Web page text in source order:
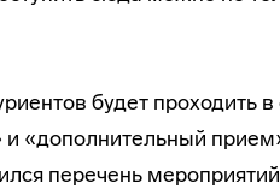
будет проходить в
«дополнительный
перечень